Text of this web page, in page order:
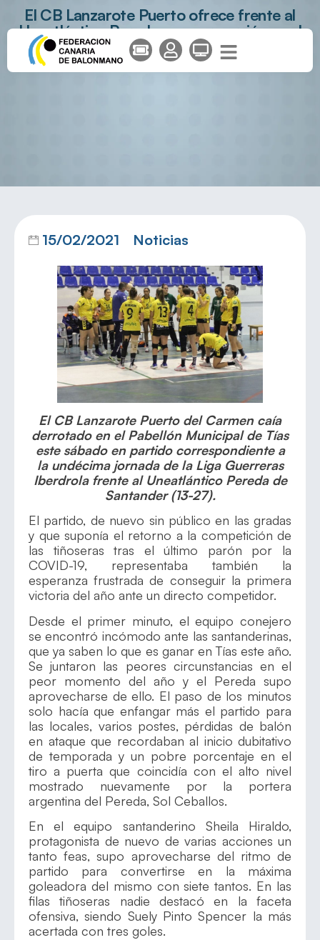
El CB Lanzarote Puerto ofrece frente al
Uneatlántico Pereda su peor versión en el
peor momento
15/02/2021 Noticias
El CB Lanzarote Puerto del Carmen caía
derrotado en el Pabellón Municipal de Tías
este sábado en partido correspondiente a
la undécima jornada de la Liga Guerreras
Iberdrola frente al Uneatlántico Pereda de
Santander (13-27).
El partido, de nuevo sin público en las gradas
y que suponía el retorno a la competición de
las tiñoseras tras el último parón por la
COVID-19, representaba también la
esperanza frustrada de conseguir la primera
victoria del año ante un directo competidor.
Desde el primer minuto, el equipo conejero
se encontró incómodo ante las santanderinas,
que ya saben lo que es ganar en Tías este año.
Se juntaron las peores circunstancias en el
peor momento del año y el Pereda supo
aprovecharse de ello. El paso de los minutos
solo hacía que enfangar más el partido para
las locales, varios postes, pérdidas de balón
en ataque que recordaban al inicio dubitativo
de temporada y un pobre porcentaje en el
tiro a puerta que coincidía con el alto nivel
mostrado nuevamente por la portera
argentina del Pereda, Sol Ceballos.
En el equipo santanderino Sheila Hiraldo,
protagonista de nuevo de varias acciones un
tanto feas, supo aprovecharse del ritmo de
partido para convertirse en la máxima
goleadora del mismo con siete tantos. En las
filas tiñoseras nadie destacó en la faceta
ofensiva, siendo Suely Pinto Spencer la más
acertada con tres goles.